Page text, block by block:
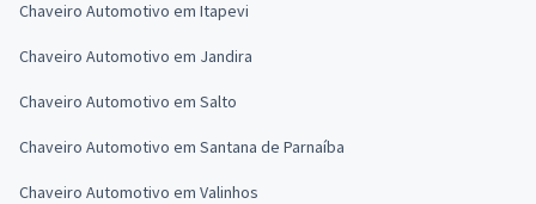
Chaveiro Automotivo em Itapevi
Chaveiro Automotivo em Jandira
Chaveiro Automotivo em Salto
Chaveiro Automotivo em Santana de Parnaíba
Chaveiro Automotivo em Valinhos